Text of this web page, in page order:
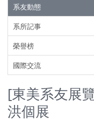
系友動態
系所記事
榮譽榜
國際交流
[東美系友展
洪個展